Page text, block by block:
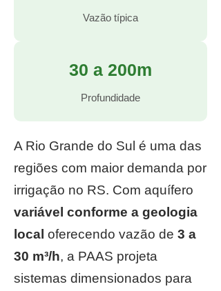
Vazão típica
30 a 200m
Profundidade
A Rio Grande do Sul é uma das
regiões com maior demanda por
irrigação no RS. Com aquífero
variável conforme a geologia
local oferecendo vazão de 3 a
30 m³/h, a PAAS projeta
sistemas dimensionados para